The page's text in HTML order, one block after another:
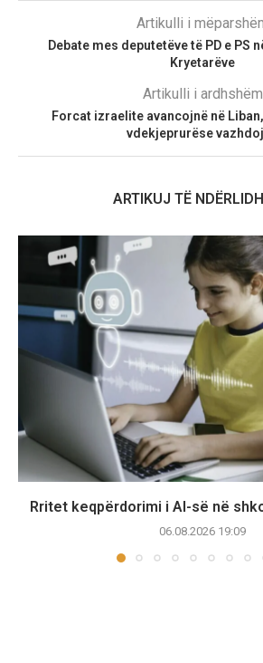
Artikulli i
Debate mes deputetëve të PD e PS
Kryetarëve
Artikulli i ardhshëm
Forcat izraelite avancojnë në
vdekjeprurëse
ARTIKUJ TË
Rritet keqpërdorimi i AI-së në
06.08.2026 19:09